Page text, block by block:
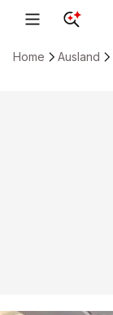
Home Ausland